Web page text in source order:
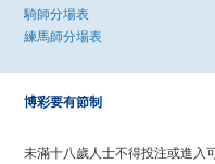
騎師分場表
練馬師分場表
博彩要有節制
未滿十八歲人士不得投注或進入